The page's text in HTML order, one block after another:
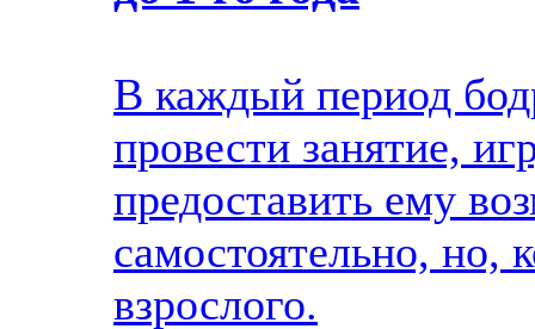
В каждый период
провести занятие,
предоставить ему
самостоятельно, но,
взрослого.